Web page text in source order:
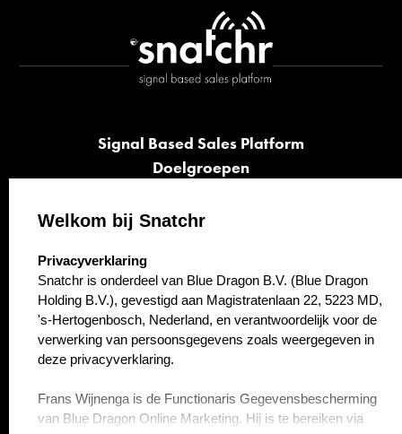
Signal Based Sales Platform
Doelgroepen
Opvolging
Over ons
Contact
Welkom bij Snatchr
select language
Privacyverklaring
Snatchr is onderdeel van Blue Dragon B.V. (Blue Dragon
Holding B.V.), gevestigd aan Magistratenlaan 22, 5223 MD,
's-Hertogenbosch, Nederland, en verantwoordelijk voor de
verwerking van persoonsgegevens zoals weergegeven in
deze privacyverklaring.
Frans Wijnenga is de Functionaris Gegevensbescherming
van Blue Dragon Online Marketing. Hij is te bereiken via